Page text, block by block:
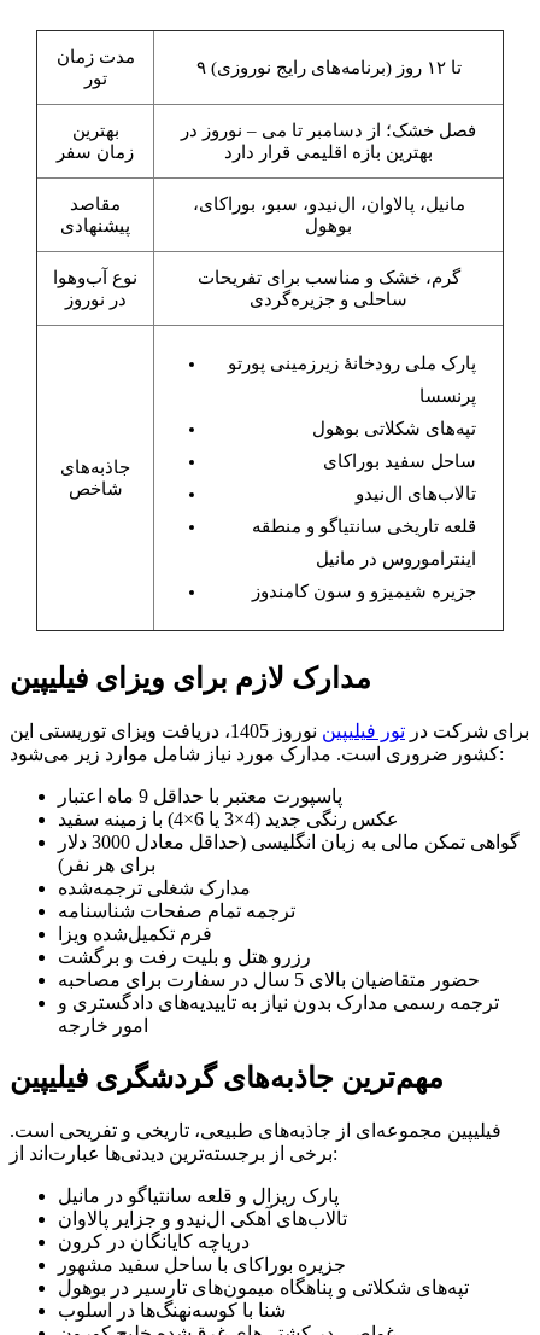
مدت زمان
تور
۹ تا ۱۲ روز (برنامه‌های رایج نوروزی)
بهترین
زمان سفر
فصل خشک؛ از دسامبر تا می – نوروز در
بهترین بازه اقلیمی قرار دارد
مقاصد
پیشنهادی
مانیل، پالاوان، ال‌نیدو، سبو، بوراکای،
بوهول
نوع آب‌وهوا
در نوروز
گرم، خشک و مناسب برای تفریحات
ساحلی و جزیره‌گردی
جاذبه‌های
شاخص
پارک ملی رودخانۀ زیرزمینی پورتو
پرنسسا
تپه‌های شکلاتی بوهول
ساحل سفید بوراکای
تالاب‌های ال‌نیدو
قلعه تاریخی سانتیاگو و منطقه
اینتراموروس در مانیل
جزیره شیمیزو و سون کامندوز
مدارک لازم برای ویزای فیلیپین
برای شرکت در تور فیلیپین
نوروز 1405، دریافت ویزای توریستی این
کشور ضروری است. مدارک مورد نیاز شامل موارد زیر می‌شود:
پاسپورت معتبر با حداقل 9 ماه اعتبار
عکس رنگی جدید (4×3 یا 6×4) با زمینه سفید
گواهی تمکن مالی به زبان انگلیسی (حداقل معادل 3000 دلار
برای هر نفر)
مدارک شغلی ترجمه‌شده
ترجمه تمام صفحات شناسنامه
فرم تکمیل‌شده ویزا
رزرو هتل و بلیت رفت و برگشت
حضور متقاضیان بالای 5 سال در سفارت برای مصاحبه
ترجمه رسمی مدارک بدون نیاز به تاییدیه‌های دادگستری و
امور خارجه
مهم‌ترین جاذبه‌های گردشگری فیلیپین
فیلیپین مجموعه‌ای از جاذبه‌های طبیعی، تاریخی و تفریحی است.
برخی از برجسته‌ترین دیدنی‌ها عبارت‌اند از:
پارک ریزال و قلعه سانتیاگو در مانیل
تالاب‌های آهکی ال‌نیدو و جزایر پالاوان
دریاچه کایانگان در کرون
جزیره بوراکای با ساحل سفید مشهور
تپه‌های شکلاتی و پناهگاه میمون‌های تارسیر در بوهول
شنا با کوسه‌نهنگ‌ها در اسلوب